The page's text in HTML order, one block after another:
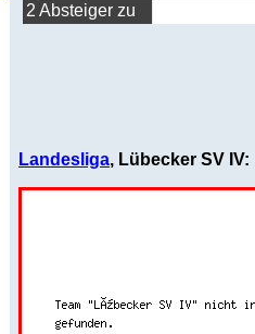
2 Absteiger zu
Landesliga, Lübecker SV IV: